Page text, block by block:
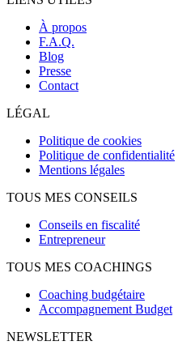
À propos
F.A.Q.
Blog
Presse
Contact
LÉGAL
Politique de cookies
Politique de confidentialité
Mentions légales
TOUS MES CONSEILS
Conseils en fiscalité
Entrepreneur
TOUS MES COACHINGS
Coaching budgétaire
Accompagnement Budget
NEWSLETTER